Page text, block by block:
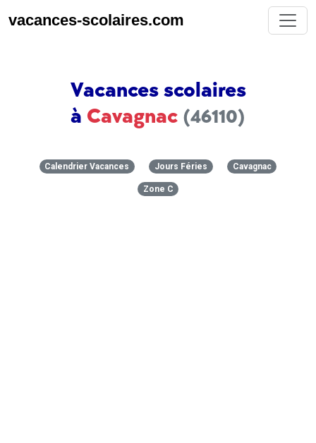
vacances-scolaires.com
Vacances scolaires
à Cavagnac (46110)
Calendrier Vacances Jours Féries Cavagnac
Zone C